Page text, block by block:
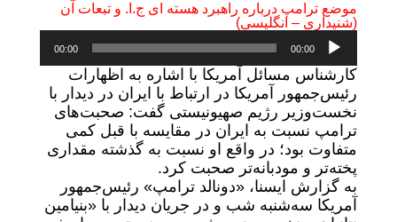
موضع ترامپ درباره راهبرد هسته ای ج.ا. و تبعات آن
(شنیداری – انگلیسی)
پخش‌کننده
صوت
00:00
00:00
کارشناس مسائل آمریکا با اشاره به اظهارات
رئیس‌جمهور آمریکا در ارتباط با ایران در دیدار با
نخست‌وزیر رژیم صهیونیستی گفت: صحبت‌های
ترامپ نسبت به ایران در مقایسه با قبل کمی
متفاوت بود؛ در واقع او نسبت به گذشته مقداری
پخته‌تر و مودبانه‌تر صحبت کرد.
به گزارش ایسنا، «دونالد ترامپ» رئیس‌جمهور
آمریکا سه‌شنبه شب و در جریان دیدار با «بنیامین